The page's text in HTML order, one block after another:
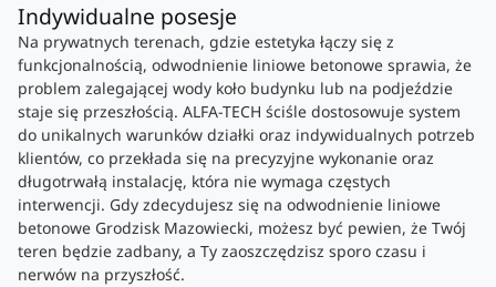
Indywidualne posesje
Na prywatnych terenach, gdzie estetyka łączy się z
funkcjonalnością, odwodnienie liniowe betonowe sprawia, że
problem zalegającej wody koło budynku lub na podjeździe
staje się przeszłością. ALFA-TECH ściśle dostosowuje system
do unikalnych warunków działki oraz indywidualnych potrzeb
klientów, co przekłada się na precyzyjne wykonanie oraz
długotrwałą instalację, która nie wymaga częstych
interwencji. Gdy zdecydujesz się na odwodnienie liniowe
betonowe Grodzisk Mazowiecki, możesz być pewien, że Twój
teren będzie zadbany, a Ty zaoszczędzisz sporo czasu i
nerwów na przyszłość.